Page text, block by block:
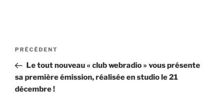
Navigation
l’article
Article
précédent
PRÉCÉDENT
Le tout nouveau « club webradio » vous présente
sa première émission, réalisée en studio le 21
décembre !